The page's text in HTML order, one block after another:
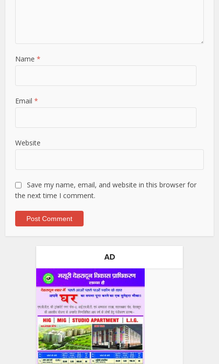
Name*
Email*
Website
Save my name, email, and website in this browser for
the next time I comment.
AD